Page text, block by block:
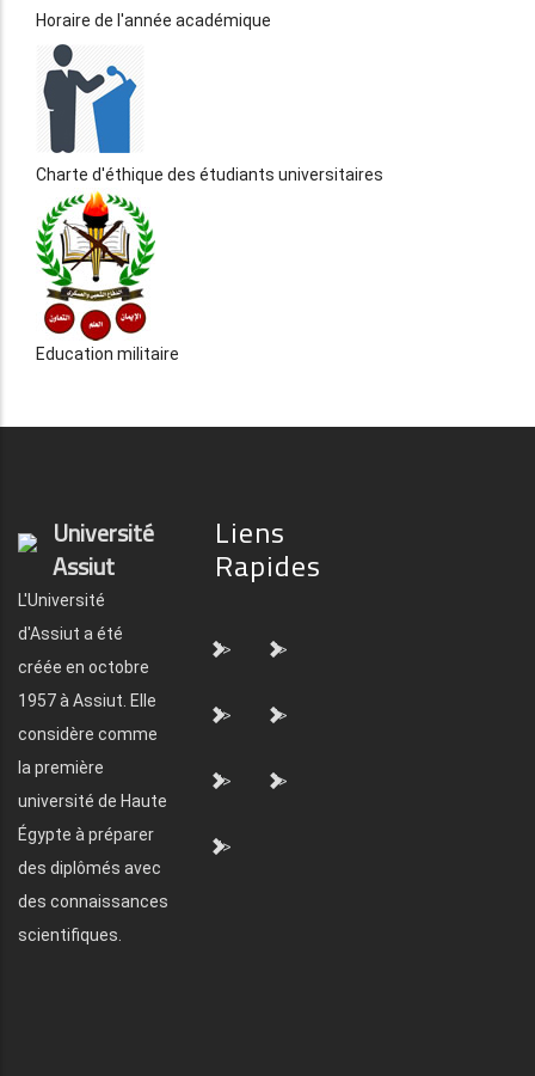
Horaire de l'année académique
Charte d'éthique des étudiants universitaires
Education militaire
Université
Assiut
L'Université
d'Assiut a été
créée en octobre
1957 à Assiut. Elle
considère comme
la première
université de Haute
Égypte à préparer
des diplômés avec
des connaissances
scientifiques.
Liens
Rapides
"> ">
"> ">
"> ">
">